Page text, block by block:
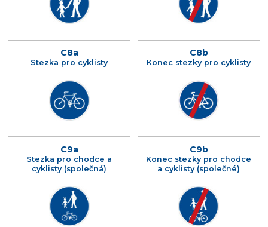
C8a
Stezka pro cyklisty
C8b
Konec stezky pro cyklisty
C9a
Stezka pro chodce a
cyklisty (společná)
C9b
Konec stezky pro chodce
a cyklisty (společné)